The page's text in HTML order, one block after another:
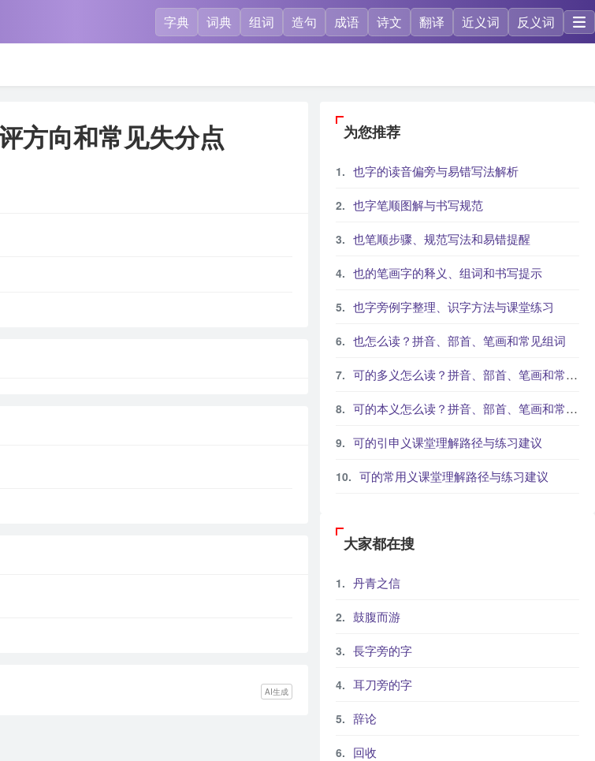
字典 词典 组词 造句 成语 诗文 翻译 近义词 反义词
为您推荐
也字的读音偏旁与易错写法解析
也字笔顺图解与书写规范
也笔顺步骤、规范写法和易错提醒
也的笔画字的释义、组词和书写提示
也字旁例字整理、识字方法与课堂练习
也怎么读？拼音、部首、笔画和常见组词
可的多义怎么读？拼音、部首、笔画和常见组词
可的本义怎么读？拼音、部首、笔画和常见组词
可的引申义课堂理解路径与练习建议
可的常用义课堂理解路径与练习建议
方向和常见失分点
AI生成
大家都在搜
丹青之信
鼓腹而游
長字旁的字
耳刀旁的字
辞论
回收